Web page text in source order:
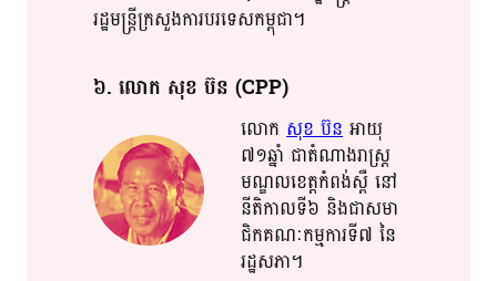
រដ្ឋ​​មន្រ្តី​ក្រ​​សួង​​ការបរទេស​កម្ពុជា​។​​
៦​. លោក​ សុខ​ ប៊ន​ (CPP)
លោក​សុខ​ ប៊ន​អាយុ​​
៧១​​ឆ្នាំ​​ ជា​​តំណាង​រាស្រ្ត​​
មណ្ឌល​​​ខេត្ត​កំពង់ស្ពឺ​ នៅ​​
នីតិកាល​​ទី​​៦​ និង​ជាស​មា​​
ជិ​ក​​គណៈកម្មការ​ទី៧​ នៃ​
រដ្ឋសភា​។​​